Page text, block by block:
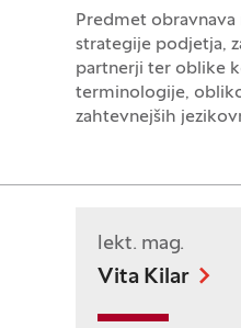
Predmet
strategije podjetja,
partnerji ter oblike
terminologije,
zahtevnejših
lekt. mag.
Vita Kilar